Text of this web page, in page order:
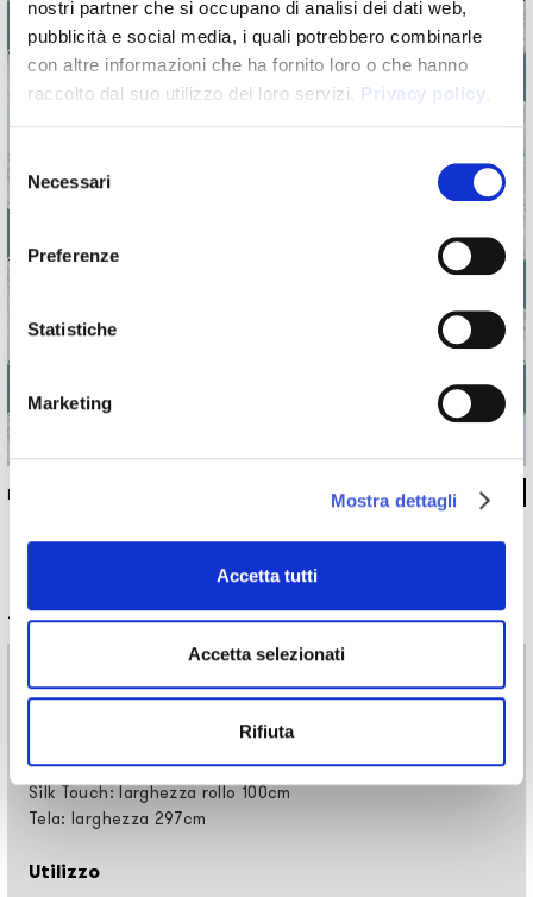
nostri partner che si occupano di analisi dei dati web,
pubblicità e social media, i quali potrebbero combinarle
con altre informazioni che ha fornito loro o che hanno
raccolto dal suo utilizzo dei loro servizi. Privacy policy.
Selezione
del
consenso
Necessari
Preferenze
Statistiche
Marketing
Mostra dettagli
Accetta tutti
Accetta selezionati
Rifiuta
INKIJLR1802
Informazioni tecniche
Raw fibre naturali: larghezza rollo 94cm
EQ•dekor fibra di vetro: larghezza rollo 94cm
Silk Touch: larghezza rollo 100cm
Tela: larghezza 297cm
Utilizzo